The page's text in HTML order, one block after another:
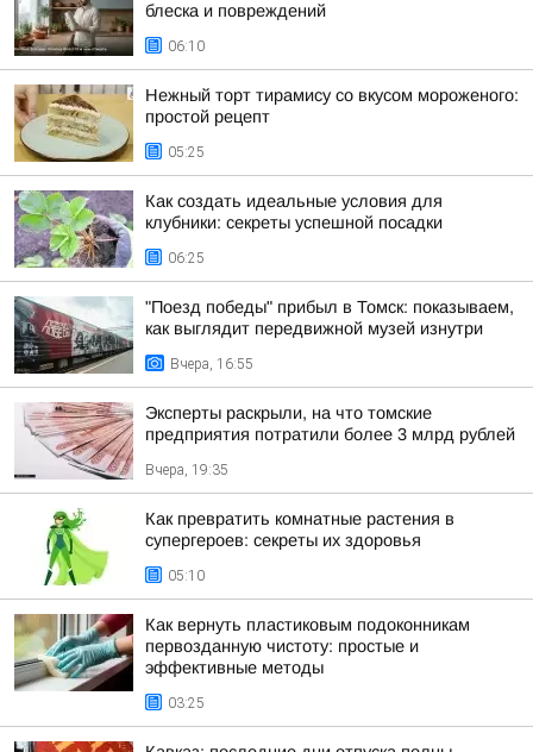
блеска и повреждений
06:10
Нежный торт тирамису со вкусом мороженого:
простой рецепт
05:25
Как создать идеальные условия для
клубники: секреты успешной посадки
06:25
"Поезд победы" прибыл в Томск: показываем,
как выглядит передвижной музей изнутри
Вчера, 16:55
Эксперты раскрыли, на что томские
предприятия потратили более 3 млрд рублей
Вчера, 19:35
Как превратить комнатные растения в
супергероев: секреты их здоровья
05:10
Как вернуть пластиковым подоконникам
первозданную чистоту: простые и
эффективные методы
03:25